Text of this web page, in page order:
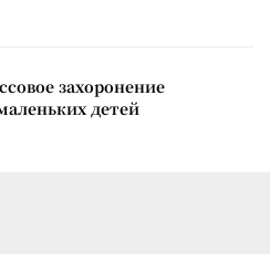
захоронение
детей